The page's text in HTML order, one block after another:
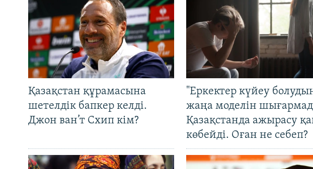
Қазақстан құрамасына
шетелдік бапкер келді.
Джон ван’т Схип кім?
"Еркектер күйеу
жаңа моделін
Қазақстанда ажырасу
көбейді. Оған не себеп?